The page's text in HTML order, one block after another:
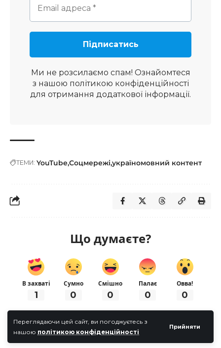
Переглядаючи цей сайт, ви погоджуєтесь з
нашою політикою конфіденційності
Прийняти
Ми не розсилаємо спам! Ознайомтеся
з нашою політикою конфіденційності
для отримання додаткової інформації.
ТЕМИ: YouTubeСоцмережі україномовний контент
Що думаєте?
В захваті
1
Сумно
0
Смішно
0
Палає
0
Овва!
0